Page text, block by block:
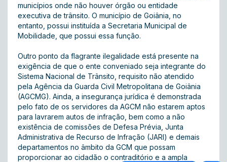
municípios onde não houver órgão ou entidade
executiva de trânsito. O município de Goiânia, no
entanto, possui instituída a Secretaria Municipal de
Mobilidade, que possui essa função.
Outro ponto da flagrante ilegalidade está presente na
exigência de que o ente conveniado seja integrante do
Sistema Nacional de Trânsito, requisito não atendido
pela Agência da Guarda Civil Metropolitana de Goiânia
(AGCMG). Ainda, a insegurança jurídica é demonstrada
pelo fato de os servidores da AGCM não estarem aptos
para lavrarem autos de infração, bem como a não
existência de comissões de Defesa Prévia, Junta
Administrativa de Recurso de Infração (JARI) e demais
departamentos no âmbito da GCM que possam
proporcionar ao cidadão o contraditório e a ampla